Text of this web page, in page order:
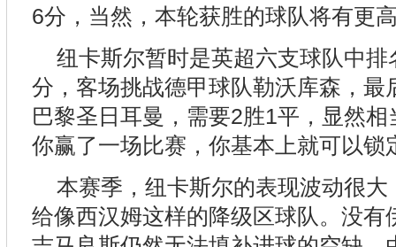
6分，当然，本轮获胜的球队将有更
纽卡斯尔暂时是英超六支球队中
分，客场挑战德甲球队勒沃库森，最
巴黎圣日耳曼，需要2胜1平，显然
你赢了一场比赛，你基本上就可以锁
本赛季，纽卡斯尔的表现波动很
给像西汉姆这样的降级区球队。没有